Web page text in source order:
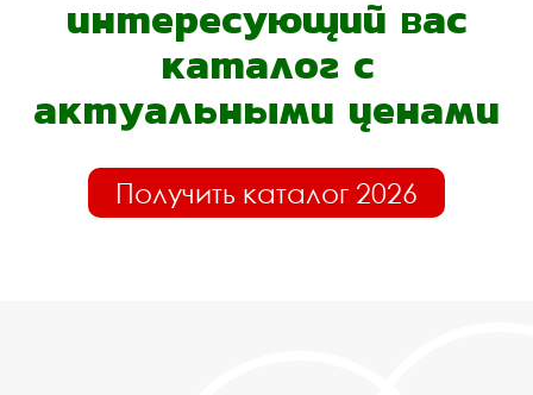
интересующий вас
каталог с
актуальными ценами
Получить каталог 2026